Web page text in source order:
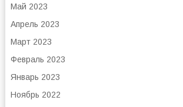
Май 2023
Апрель 2023
Март 2023
Февраль 2023
Январь 2023
Ноябрь 2022